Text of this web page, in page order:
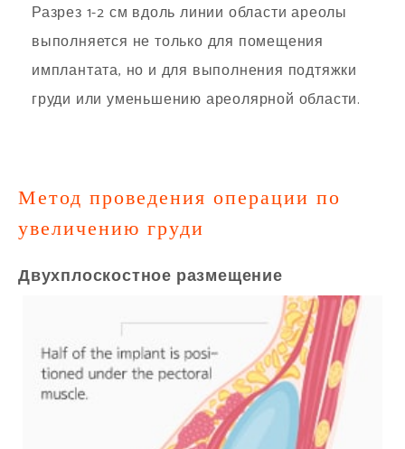
Разрез 1-2 см вдоль линии области ареолы
выполняется не только для помещения
имплантата, но и для выполнения подтяжки
груди или уменьшению ареолярной области.
Метод проведения операции по
увеличению груди
Двухплоскостное размещение